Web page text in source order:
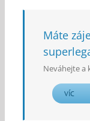
Máte
Neváhejte a
VÍC